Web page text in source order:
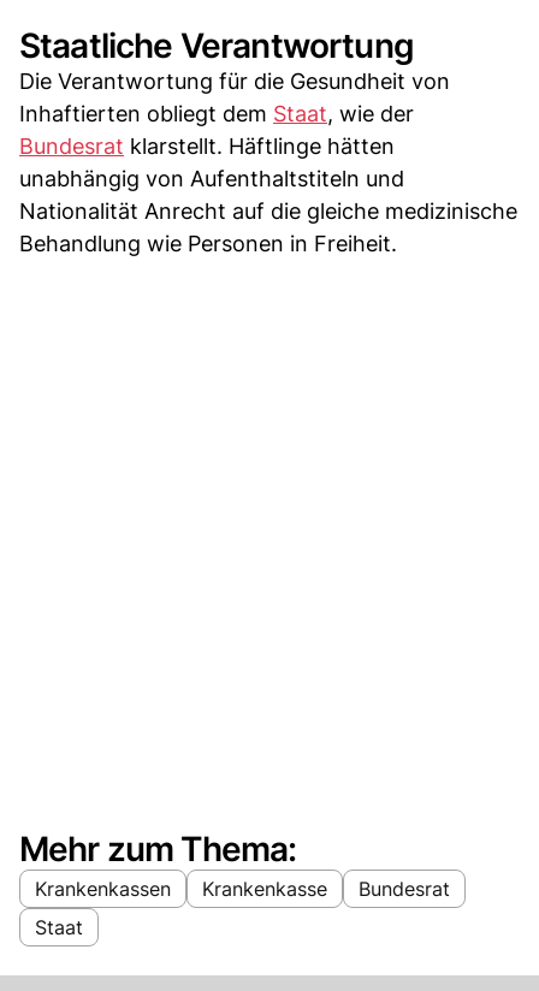
Staatliche Verantwortung
Die Verantwortung für die Gesundheit von
Inhaftierten obliegt dem Staat, wie der
Bundesrat klarstellt. Häftlinge hätten
unabhängig von Aufenthaltstiteln und
Nationalität Anrecht auf die gleiche medizinische
Behandlung wie Personen in Freiheit.
Mehr zum Thema:
Krankenkassen Krankenkasse
Bundesrat
Staat